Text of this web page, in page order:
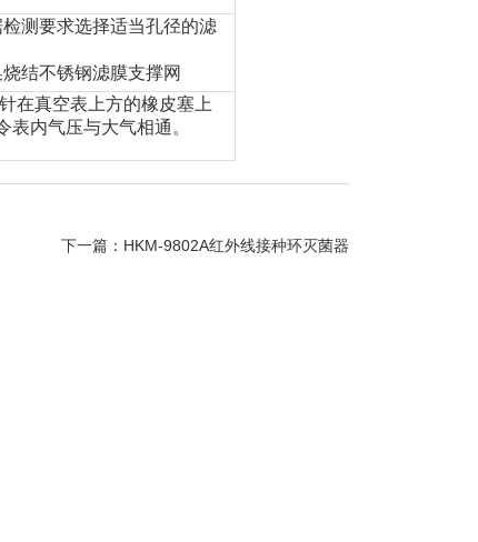
测要求选择适当孔径的滤
烧结不锈钢滤膜支撑网
针在真空表上方的橡皮塞上
表内气压与大气相通。
下一篇： HKM-9802A红外线接种环灭菌器